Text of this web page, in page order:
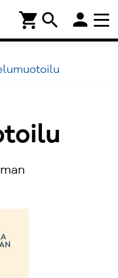
search
shopping_cart person